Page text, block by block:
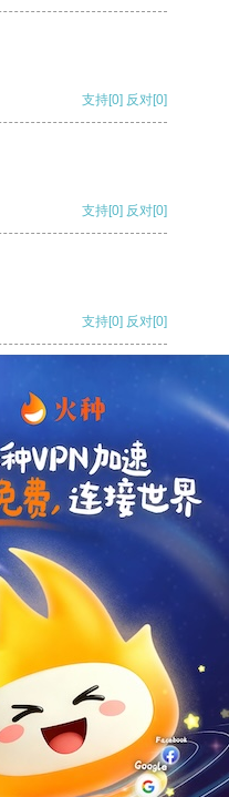
支持[0] 反对[0]
支持[0] 反对[0]
支持[0] 反对[0]
反对
反对[0]